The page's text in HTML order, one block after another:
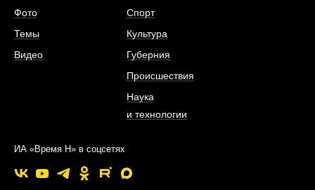
Фото
Темы
Видео
Спорт
Культура
Губерния
Происшествия
Наука
и технологии
ИА «Время Н» в соцсетях